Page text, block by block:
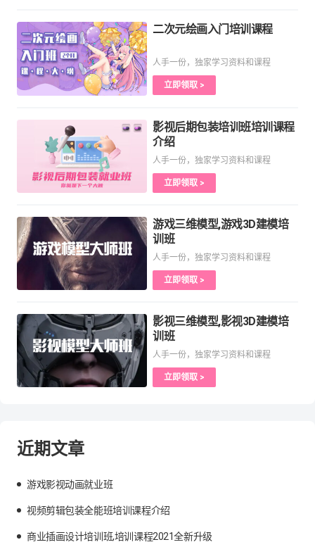
二次元绘画入门培训课程
人手一份，独家学习资料和课程
立即领取 >
影视后期包装培训班培训课程
介绍
人手一份，独家学习资料和课程
立即领取 >
游戏三维模型,游戏3D建模培
训班
人手一份，独家学习资料和课程
立即领取 >
影视三维模型,影视3D建模培
训班
人手一份，独家学习资料和课程
立即领取 >
近期文章
游戏影视动画就业班
视频剪辑包装全能班培训课程介绍
商业插画设计培训班,培训课程2021全新升级